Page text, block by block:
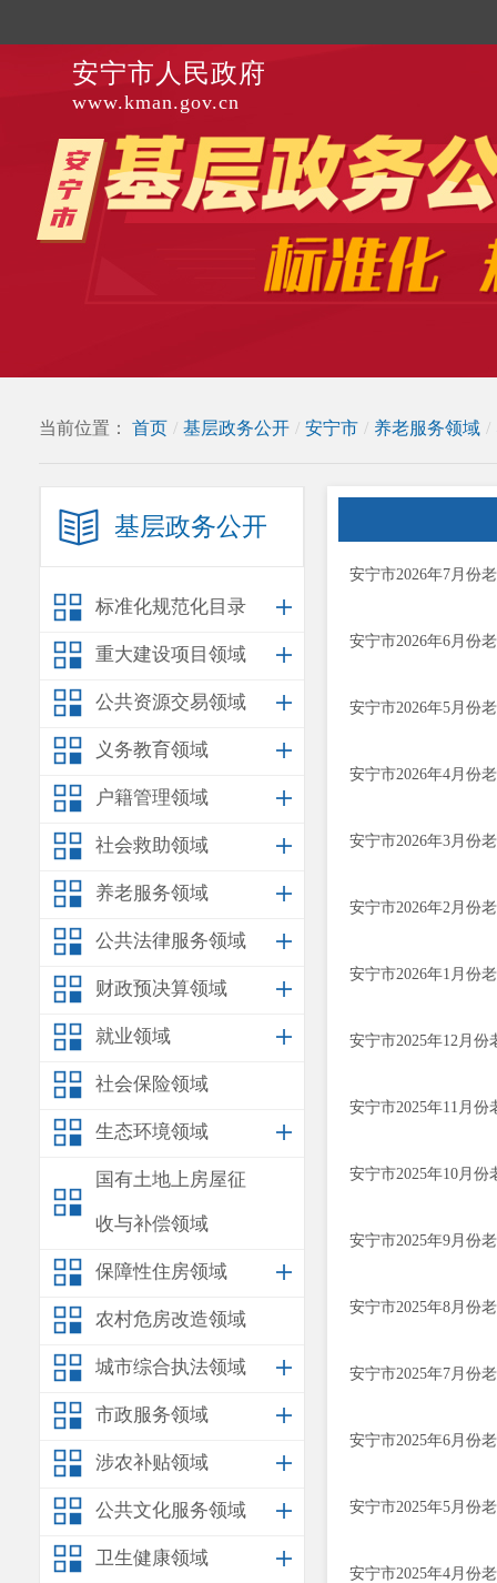
安宁市人民政府
www.kman.gov.cn
当前位置： 首页 / 基层政务公开 / 安宁市 / 养老服务领域 /
基层政务公开
标准化规范化目录
重大建设项目领域
公共资源交易领域
义务教育领域
户籍管理领域
社会救助领域
养老服务领域
公共法律服务领域
财政预决算领域
就业领域
社会保险领域
生态环境领域
国有土地上房屋征
收与补偿领域
保障性住房领域
农村危房改造领域
城市综合执法领域
市政服务领域
涉农补贴领域
公共文化服务领域
卫生健康领域
安宁市2026年7月份
安宁市2026年6月份
安宁市2026年5月份
安宁市2026年4月份
安宁市2026年3月份
安宁市2026年2月份
安宁市2026年1月份
安宁市2025年12月
安宁市2025年11月
安宁市2025年10月
安宁市2025年9月份
安宁市2025年8月份
安宁市2025年7月份
安宁市2025年6月份
安宁市2025年5月份
安宁市2025年4月份